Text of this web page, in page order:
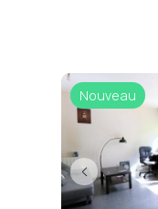
Nouveau